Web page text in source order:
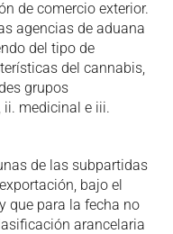
de comercio exterior.
agencias de aduana
del tipo de
del cannabis,
grupos
ii. medicinal e iii.
de las subpartidas
bajo el
que para la fecha no
arancelaria